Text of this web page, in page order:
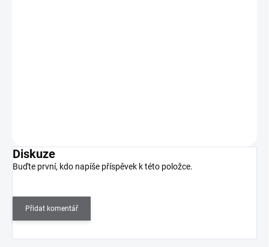
Diskuze
Buďte první, kdo napíše příspěvek k této položce.
Přidat komentář